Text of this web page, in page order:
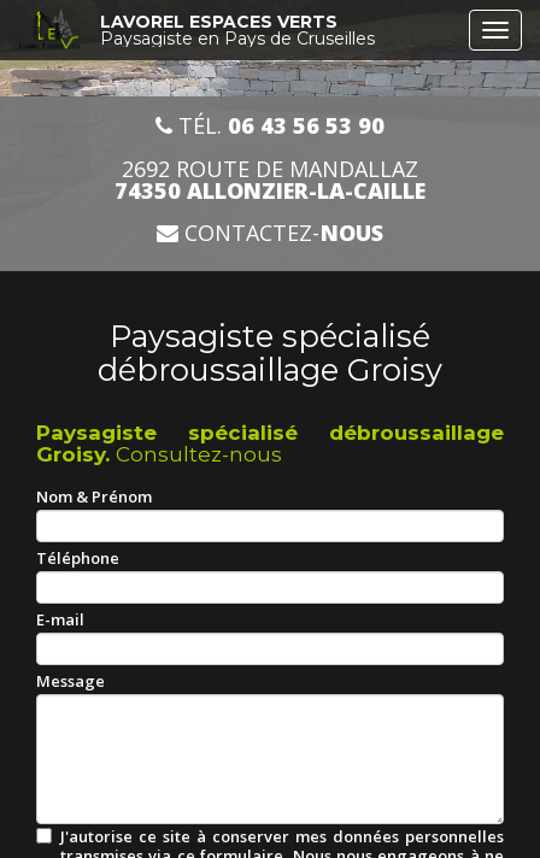
contenu
principal
LAVOREL ESPACES VERTS
Paysagiste en Pays de Cruseilles
TÉL. 06 43 56 53 90
2692 ROUTE DE MANDALLAZ
74350 ALLONZIER-LA-CAILLE
CONTACTEZ-NOUS
Paysagiste spécialisé
débroussaillage Groisy
Paysagiste spécialisé débroussaillage
Groisy. Consultez-nous
Nom & Prénom
Téléphone
E-mail
Message
J'autorise ce site à conserver mes données personnelles